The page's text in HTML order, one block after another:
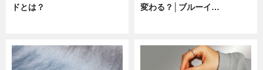
ドとは？
変わる？│ブルーイ…